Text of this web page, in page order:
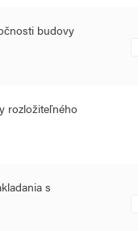
budovy
rozložiteľného
s